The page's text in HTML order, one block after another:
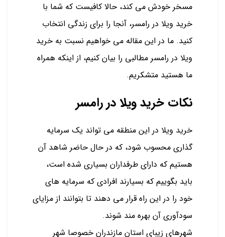
مسخر خودش می کند، حالا کافیست که شما با
خرید ویلا در رامسر، آنجا را برای زندگی انتخاب
کنید. ما در این مقاله می خواهیم نسبت به خرید
ویلا در رامسر مطالبی را بیان کنیم، از اینکه همراه
ما هستید متشکریم.
نکات خرید ویلا در رامسر
خرید ویلا در این منطقه می تواند یک سرمایه
گذاری محسوب شود، که در حال حاضر شاهد آن
هستیم که دارای طرفداران بسیاری شده است،
باید بگوییم که بسیارند افرادی که سرمایه های
خود را در این راه قرار می دهند تا بتوانند از مزایای
سودآوری آن بهره مند شوند.
شهرهای زیبای استان مازندران خصوصا شهر